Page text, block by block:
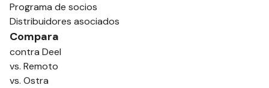
Programa de socios
Distribuidores asociados
Compara
contra Deel
vs. Remoto
vs. Ostra